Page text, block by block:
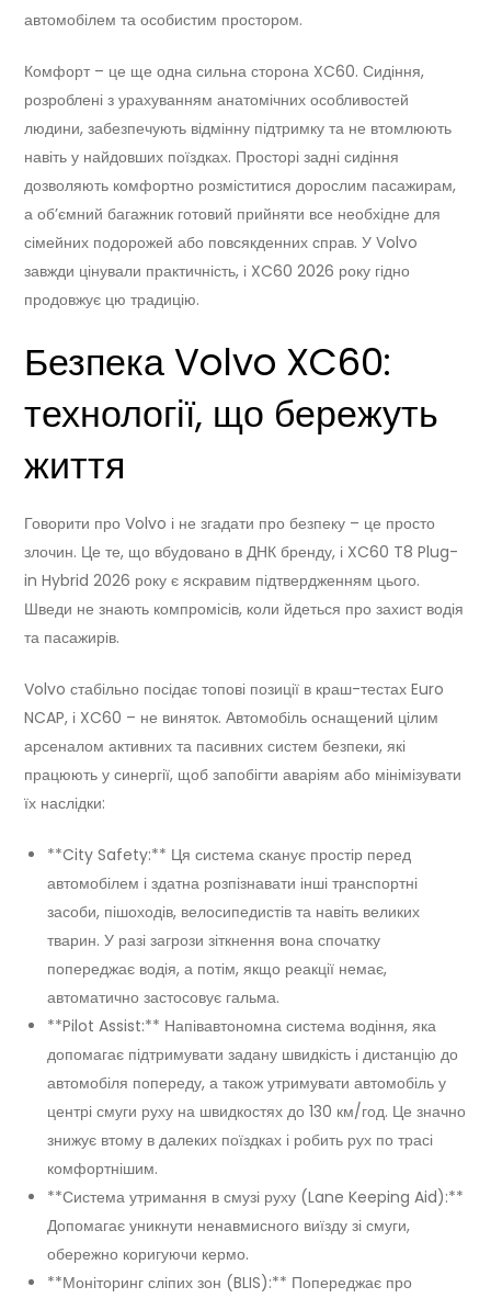
автомобілем та особистим простором.
Комфорт – це ще одна сильна сторона XC60. Сидіння,
розроблені з урахуванням анатомічних особливостей
людини, забезпечують відмінну підтримку та не втомлюють
навіть у найдовших поїздках. Просторі задні сидіння
дозволяють комфортно розміститися дорослим пасажирам,
а об’ємний багажник готовий прийняти все необхідне для
сімейних подорожей або повсякденних справ. У Volvo
завжди цінували практичність, і XC60 2026 року гідно
продовжує цю традицію.
Безпека Volvo XC60:
технології, що бережуть
життя
Говорити про Volvo і не згадати про безпеку – це просто
злочин. Це те, що вбудовано в ДНК бренду, і XC60 T8 Plug-
in Hybrid 2026 року є яскравим підтвердженням цього.
Шведи не знають компромісів, коли йдеться про захист водія
та пасажирів.
Volvo стабільно посідає топові позиції в краш-тестах Euro
NCAP, і XC60 – не виняток. Автомобіль оснащений цілим
арсеналом активних та пасивних систем безпеки, які
працюють у синергії, щоб запобігти аваріям або мінімізувати
їх наслідки:
**City Safety:** Ця система сканує простір перед
автомобілем і здатна розпізнавати інші транспортні
засоби, пішоходів, велосипедистів та навіть великих
тварин. У разі загрози зіткнення вона спочатку
попереджає водія, а потім, якщо реакції немає,
автоматично застосовує гальма.
**Pilot Assist:** Напівавтономна система водіння, яка
допомагає підтримувати задану швидкість і дистанцію до
автомобіля попереду, а також утримувати автомобіль у
центрі смуги руху на швидкостях до 130 км/год. Це значно
знижує втому в далеких поїздках і робить рух по трасі
комфортнішим.
**Система утримання в смузі руху (Lane Keeping Aid):**
Допомагає уникнути ненавмисного виїзду зі смуги,
обережно коригуючи кермо.
**Моніторинг сліпих зон (BLIS):** Попереджає про